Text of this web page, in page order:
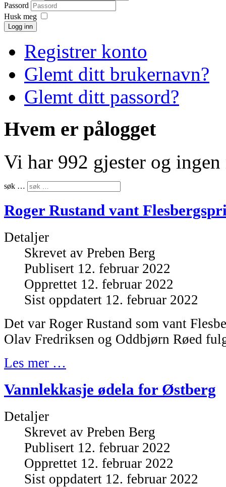
Passord
Husk meg
Logg inn
Registrer konto
Glemt ditt brukernavn?
Glemt ditt passord?
Hvem er pålogget
Vi har 992 gjester og ingen
søk …
Roger Rustand vant
Detaljer
Skrevet av Preben Berg
Publisert 12. februar 2022
Opprettet 12. februar 2022
Sist oppdatert 12. februar 2022
Det var Roger Rustand som vant
Olav Fredriksen og Oddbjørn Røed
Les mer …
Vannlekkasje ødela for Østberg
Detaljer
Skrevet av Preben Berg
Publisert 12. februar 2022
Opprettet 12. februar 2022
Sist oppdatert 12. februar 2022